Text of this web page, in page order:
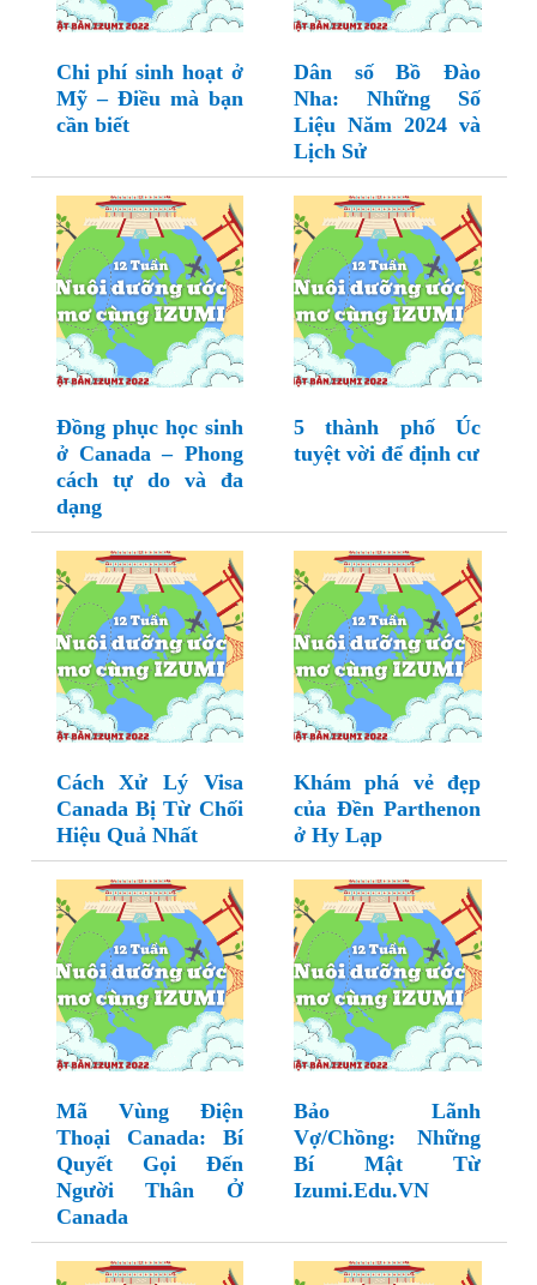
Chi phí sinh hoạt ở
Mỹ – Điều mà bạn
cần biết
Dân số Bồ Đào
Nha: Những Số
Liệu Năm 2024 và
Lịch Sử
Đồng phục học sinh
ở Canada – Phong
cách tự do và đa
dạng
5 thành phố Úc
tuyệt vời để định cư
Cách Xử Lý Visa
Canada Bị Từ Chối
Hiệu Quả Nhất
Khám phá vẻ đẹp
của Đền Parthenon
ở Hy Lạp
Mã Vùng Điện
Thoại Canada: Bí
Quyết Gọi Đến
Người Thân Ở
Canada
Bảo Lãnh
Vợ/Chồng: Những
Bí Mật Từ
Izumi.Edu.VN